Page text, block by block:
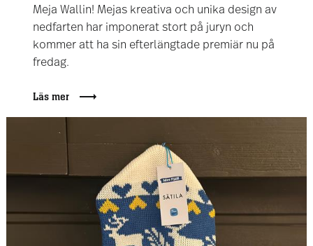
Meja Wallin! Mejas kreativa och unika design av
nedfarten har imponerat stort på juryn och
kommer att ha sin efterlängtade premiär nu på
fredag.
Läs mer